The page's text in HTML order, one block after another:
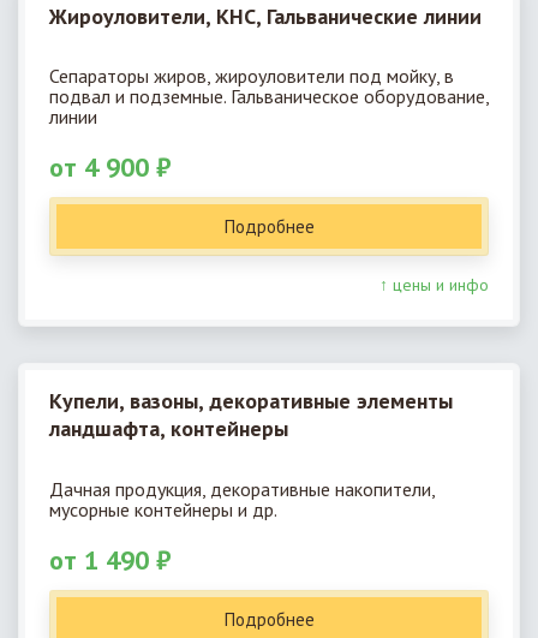
Жироуловители, КНС, Гальванические линии
Сепараторы жиров, жироуловители под мойку, в
подвал и подземные. Гальваническое оборудование,
линии
от 4 900 ₽
Подробнее
↑ цены и инфо
Купели, вазоны, декоративные элементы
ландшафта, контейнеры
Дачная продукция, декоративные накопители,
мусорные контейнеры и др.
от 1 490 ₽
Подробнее